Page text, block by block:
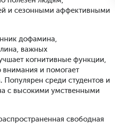
и сезонными аффективными
дофамина,
важных
когнитивные функции,
и помогает
Популярен среди студентов и
с высокими умственными
свободная